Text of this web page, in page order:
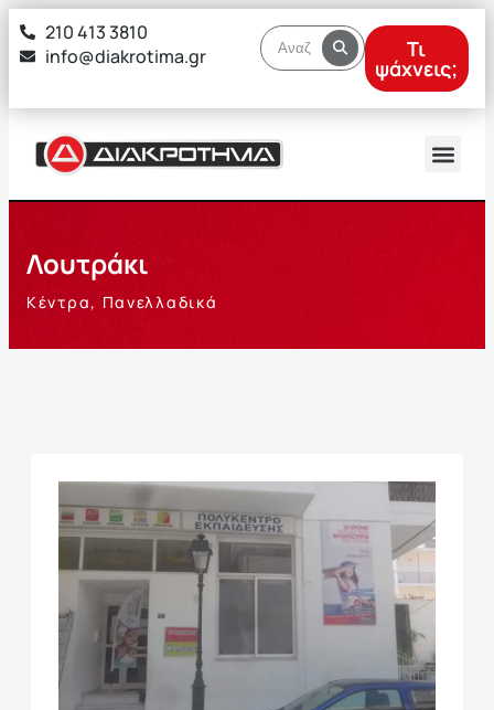
στο
περιεχόμενο
210 413 3810
info@diakrotima.gr
Τι
ψάχνεις;
Λουτράκι
Κέντρα, Πανελλαδικά